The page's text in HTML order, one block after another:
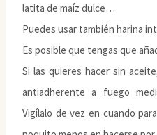
latita de maíz dulce…
Puedes usar también harina
Es posible que tengas que
Si las quieres hacer sin
antiadherente a fuego
Vigílalo de vez en cuando